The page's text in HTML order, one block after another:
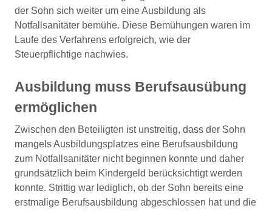
der Sohn sich weiter um eine Ausbildung als
Notfallsanitäter bemühe. Diese Bemühungen waren im
Laufe des Verfahrens erfolgreich, wie der
Steuerpflichtige nachwies.
Ausbildung muss Berufsausübung
ermöglichen
Zwischen den Beteiligten ist unstreitig, dass der Sohn
mangels Ausbildungsplatzes eine Berufsausbildung
zum Notfallsanitäter nicht beginnen konnte und daher
grundsätzlich beim Kindergeld berücksichtigt werden
konnte. Strittig war lediglich, ob der Sohn bereits eine
erstmalige Berufsausbildung abgeschlossen hat und die